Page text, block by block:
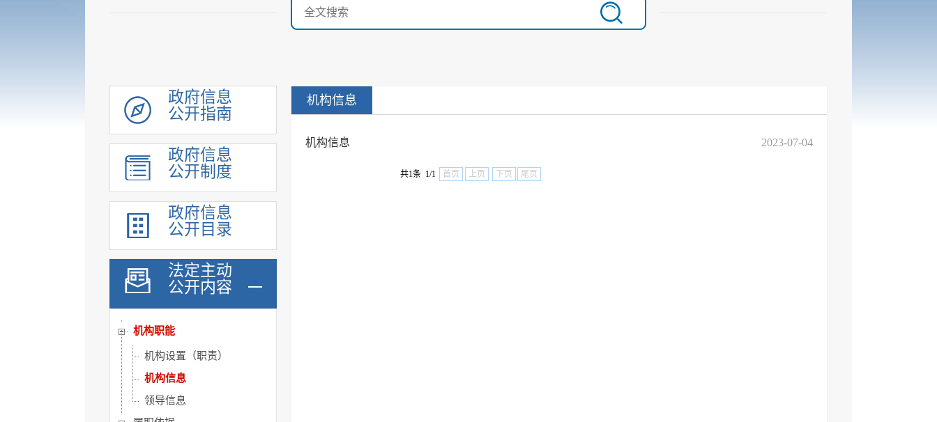
政府信息
公开指南
政府信息
公开制度
政府信息
公开目录
法定主动
公开内容
机构职能
机构设置（职责）
机构信息
领导信息
机构信息
机构信息 2023-07-04
共1条 1/1 首页 上页 下页 尾页